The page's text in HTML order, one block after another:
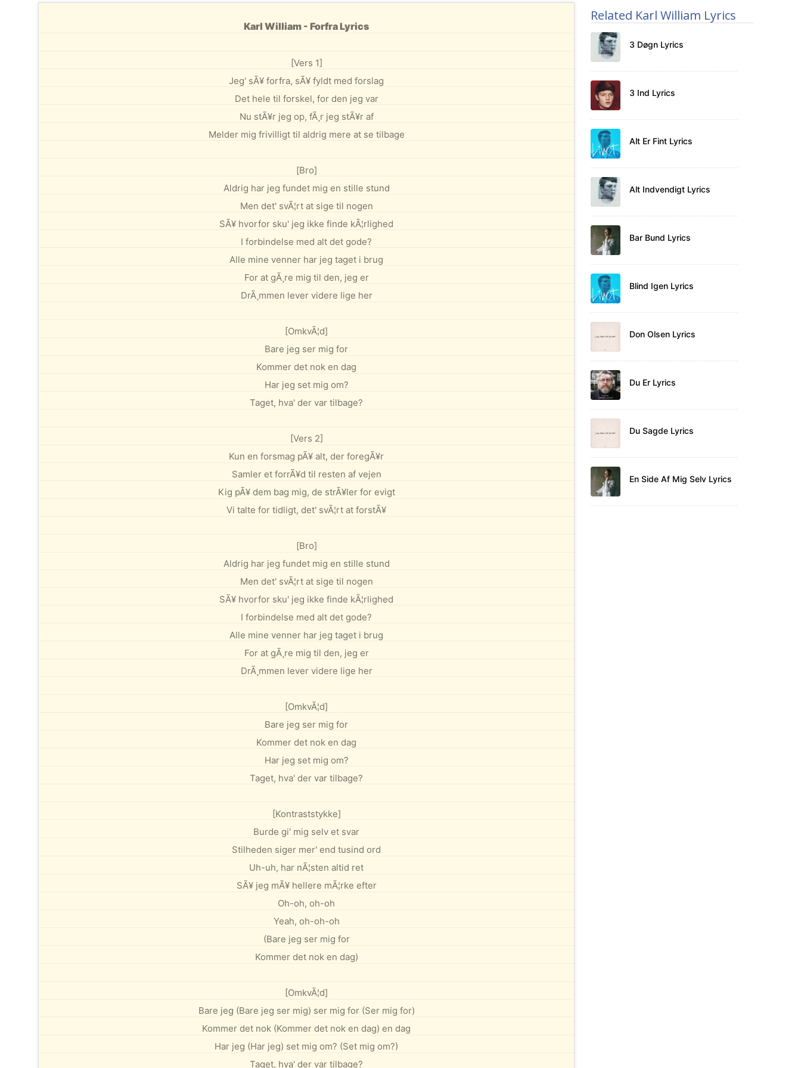
Karl William - Forfra Lyrics
[Vers 1]
Jeg' sÃ¥ forfra, sÃ¥ fyldt med forslag
Det hele til forskel, for den jeg var
Nu stÃ¥r jeg op, fÃ¸r jeg stÃ¥r af
Melder mig frivilligt til aldrig mere at se tilbage
[Bro]
Aldrig har jeg fundet mig en stille stund
Men det' svÃ¦rt at sige til nogen
SÃ¥ hvorfor sku' jeg ikke finde kÃ¦rlighed
I forbindelse med alt det gode?
Alle mine venner har jeg taget i brug
For at gÃ¸re mig til den, jeg er
DrÃ¸mmen lever videre lige her
[OmkvÃ¦d]
Bare jeg ser mig for
Kommer det nok en dag
Har jeg set mig om?
Taget, hva' der var tilbage?
[Vers 2]
Kun en forsmag pÃ¥ alt, der foregÃ¥r
Samler et forrÃ¥d til resten af vejen
Kig pÃ¥ dem bag mig, de strÃ¥ler for evigt
Vi talte for tidligt, det' svÃ¦rt at forstÃ¥
[Bro]
Aldrig har jeg fundet mig en stille stund
Men det' svÃ¦rt at sige til nogen
SÃ¥ hvorfor sku' jeg ikke finde kÃ¦rlighed
I forbindelse med alt det gode?
Alle mine venner har jeg taget i brug
For at gÃ¸re mig til den, jeg er
DrÃ¸mmen lever videre lige her
[OmkvÃ¦d]
Bare jeg ser mig for
Kommer det nok en dag
Har jeg set mig om?
Taget, hva' der var tilbage?
[Kontraststykke]
Burde gi' mig selv et svar
Stilheden siger mer' end tusind ord
Uh-uh, har nÃ¦sten altid ret
SÃ¥ jeg mÃ¥ hellere mÃ¦rke efter
Oh-oh, oh-oh
Yeah, oh-oh-oh
(Bare jeg ser mig for
Kommer det nok en dag)
[OmkvÃ¦d]
Bare jeg (Bare jeg ser mig) ser mig for (Ser mig for)
Kommer det nok (Kommer det nok en dag) en dag
Har jeg (Har jeg) set mig om? (Set mig om?)
Taget, hva' der var tilbage?
Related Karl William Lyrics
3 Døgn Lyrics
3 Ind Lyrics
Alt Er Fint Lyrics
Alt Indvendigt Lyrics
Bar Bund Lyrics
Blind Igen Lyrics
Don Olsen Lyrics
Du Er Lyrics
Du Sagde Lyrics
En Side Af Mig Selv Lyrics